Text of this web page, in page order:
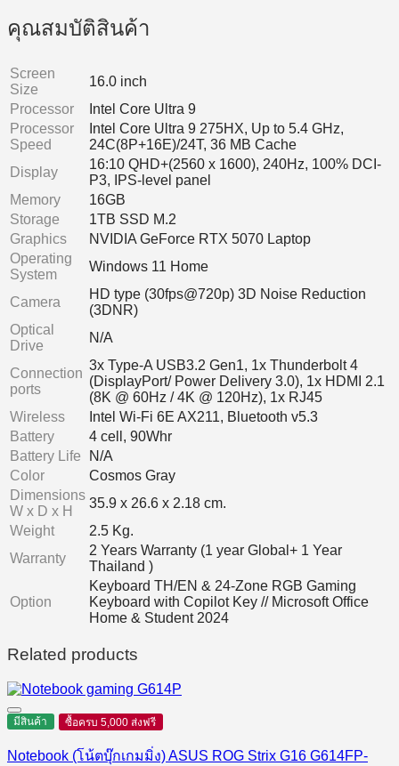
คุณสมบัติสินค้า
Screen
Size
16.0 inch
Processor
Intel Core Ultra 9
Processor
Speed
Intel Core Ultra 9 275HX, Up to 5.4 GHz,
24C(8P+16E)/24T, 36 MB Cache
Display
16:10 QHD+(2560 x 1600), 240Hz, 100% DCI-
P3, IPS-level panel
Memory
16GB
Storage
1TB SSD M.2
Graphics
NVIDIA GeForce RTX 5070 Laptop
Operating
System
Windows 11 Home
Camera
HD type (30fps@720p) 3D Noise Reduction
(3DNR)
Optical
Drive
N/A
Connection
ports
3x Type-A USB3.2 Gen1, 1x Thunderbolt 4
(DisplayPort/ Power Delivery 3.0), 1x HDMI 2.1
(8K @ 60Hz / 4K @ 120Hz), 1x RJ45
Wireless
Intel Wi-Fi 6E AX211, Bluetooth v5.3
Battery
4 cell, 90Whr
Battery Life
N/A
Color
Cosmos Gray
Dimensions
W x D x H
35.9 x 26.6 x 2.18 cm.
Weight
2.5 Kg.
Warranty
2 Years Warranty (1 year Global+ 1 Year
Thailand )
Option
Keyboard TH/EN & 24-Zone RGB Gaming
Keyboard with Copilot Key // Microsoft Office
Home & Student 2024
Related products
มีสินค้า ซื้อครบ 5,000 ส่งฟรี
Notebook (โน้ตบุ๊กเกมมิ่ง) ASUS ROG Strix G16 G614FP-